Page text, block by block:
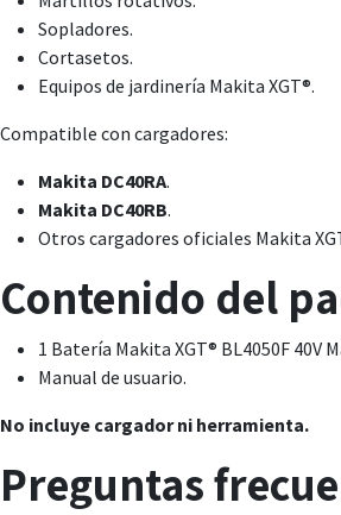
Sopladores.
Cortasetos.
Equipos de jardinería Makita XGT®.
Compatible con cargadores:
Makita DC40RA.
Makita DC40RB.
Otros cargadores oficiales Makita
Contenido del
1 Batería Makita XGT® BL4050F 40V
Manual de usuario.
No incluye cargador ni herramienta.
Preguntas